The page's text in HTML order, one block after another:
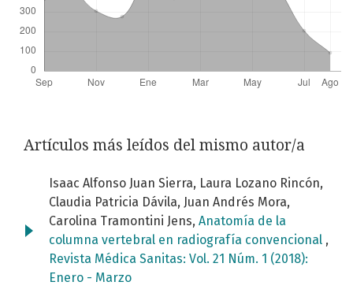
Artículos más leídos del mismo autor/a
Isaac Alfonso Juan Sierra, Laura Lozano Rincón,
Claudia Patricia Dávila, Juan Andrés Mora,
Carolina Tramontini Jens, Anatomía de la
columna vertebral en radiografía convencional ,
Revista Médica Sanitas: Vol. 21 Núm. 1 (2018):
Enero - Marzo